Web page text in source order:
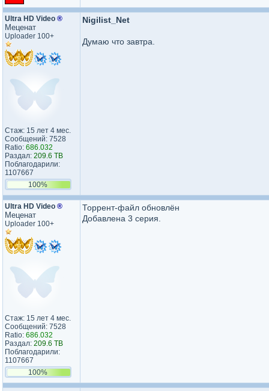
Ultra HD Video ®
Меценат
Uploader 100+
Стаж: 15 лет 4 мес.
Сообщений: 7528
Ratio: 686.032
Раздал: 209.6 TB
Поблагодарили:
1107667
100%
Nigilist_Net
Думаю что завтра.
Ultra HD Video ®
Меценат
Uploader 100+
Стаж: 15 лет 4 мес.
Сообщений: 7528
Ratio: 686.032
Раздал: 209.6 TB
Поблагодарили:
1107667
100%
Торрент-файл обновлён
Добавлена 3 серия.